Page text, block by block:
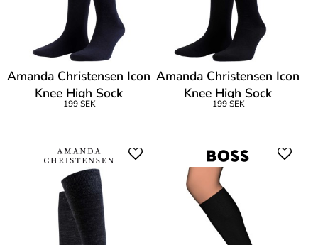
Amanda Christensen Icon
Knee High Sock
199 SEK
Amanda Christensen Icon
Knee High Sock
199 SEK